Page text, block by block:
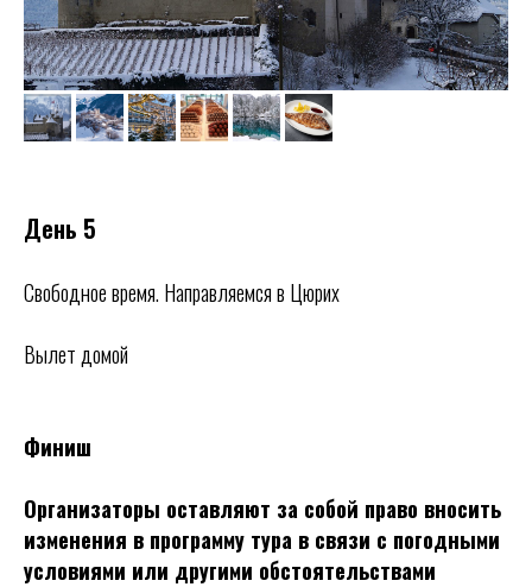
День 5
Свободное время. Направляемся в Цюрих
Вылет домой
Финиш
Организаторы оставляют за собой право вносить
изменения в программу тура в связи с погодными
условиями или другими обстоятельствами